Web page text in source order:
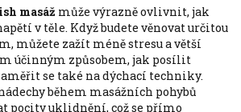
masáž může výrazně ovlivnit, jak
v těle. Když budete věnovat určitou
můžete zažít méně stresu a větší
účinným způsobem, jak posílit
se také na dýchací techniky.
během masážních pohybů
pocity uklidnění, což se přímo